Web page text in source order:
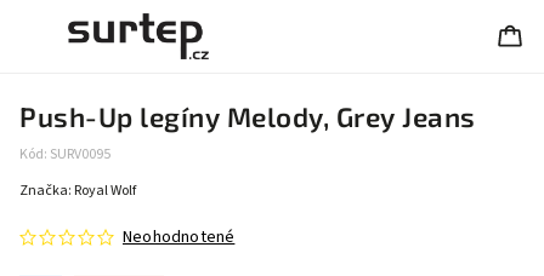
Push-Up legíny Melody, Grey Jeans
Kód: SURV0095
Neohodnotené
Značka: Royal Wolf